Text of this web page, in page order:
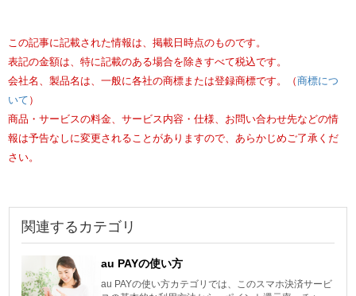
この記事に記載された情報は、掲載日時点のものです。
表記の金額は、特に記載のある場合を除きすべて税込です。
会社名、製品名は、一般に各社の商標または登録商標です。（商標につ
いて ）
商品・サービスの料金、サービス内容・仕様、お問い合わせ先などの情
報は予告なしに変更されることがありますので、あらかじめご了承くだ
さい。
関連するカテゴリ
au PAYの使い方
au PAYの使い方カテゴリでは、このスマホ決済サービ